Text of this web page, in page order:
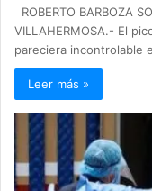
ROBERTO BARBOZA
VILLAHERMOSA.- El
pareciera incontrolable
Leer más »